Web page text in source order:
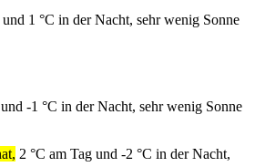
und 1 °C in der Nacht, sehr wenig Sonne
-1 °C in der Nacht, sehr wenig Sonne
2 °C am Tag und -2 °C in der Nacht,